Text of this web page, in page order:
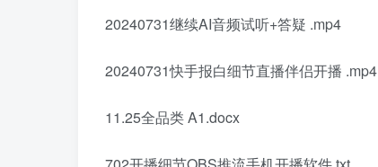
20240731继续AI音频试听+答疑 .mp4
20240731快手报白细节直播伴侣开播 .mp4
11.25全品类 A1.docx